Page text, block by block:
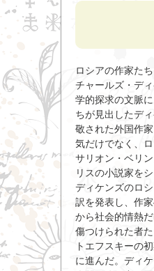
ロシアの作家た
チャールズ・デ
学的探求の文脈
ちが見出したデ
敬された外国作
気だけでなく、
サリオン・ベリ
リスの小説家を
ディケンズのロ
訳を発表し、作
から社会的情熱
傷つけられた者
トエフスキーの
に進んだ。ディ